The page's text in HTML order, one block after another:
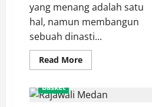
yang menang adalah satu
hal, namun membangun
sebuah dinasti...
Read MoreRead
more
Muda
Pertamina,
Basket